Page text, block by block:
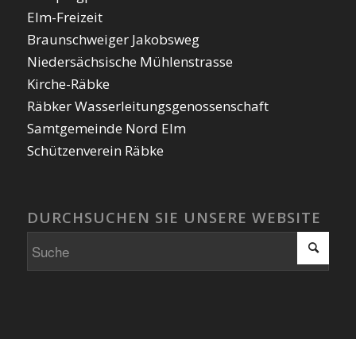
Elm-Freizeit
Braunschweiger Jakobsweg
Niedersächsische Mühlenstrasse
Kirche-Räbke
Räbker Wasserleitungsgenossenschaft
Samtgemeinde Nord Elm
Schützenverein Räbke
DURCHSUCHEN SIE UNSERE WEBSITE